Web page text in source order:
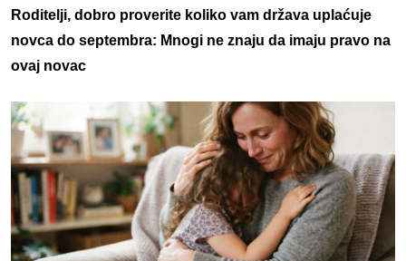
Roditelji, dobro proverite koliko vam država uplaćuje
novca do septembra: Mnogi ne znaju da imaju pravo na
ovaj novac